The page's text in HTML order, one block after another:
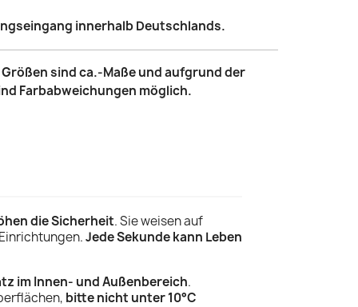
innerhalb Deutschlands.
sind ca.-Maße und aufgrund der
Farbabweichungen möglich.
die Sicherheit. Sie weisenauf
Jede Sekunde kann Leben
im Innen- und Außenbereich.
bitte nicht unter 10°C